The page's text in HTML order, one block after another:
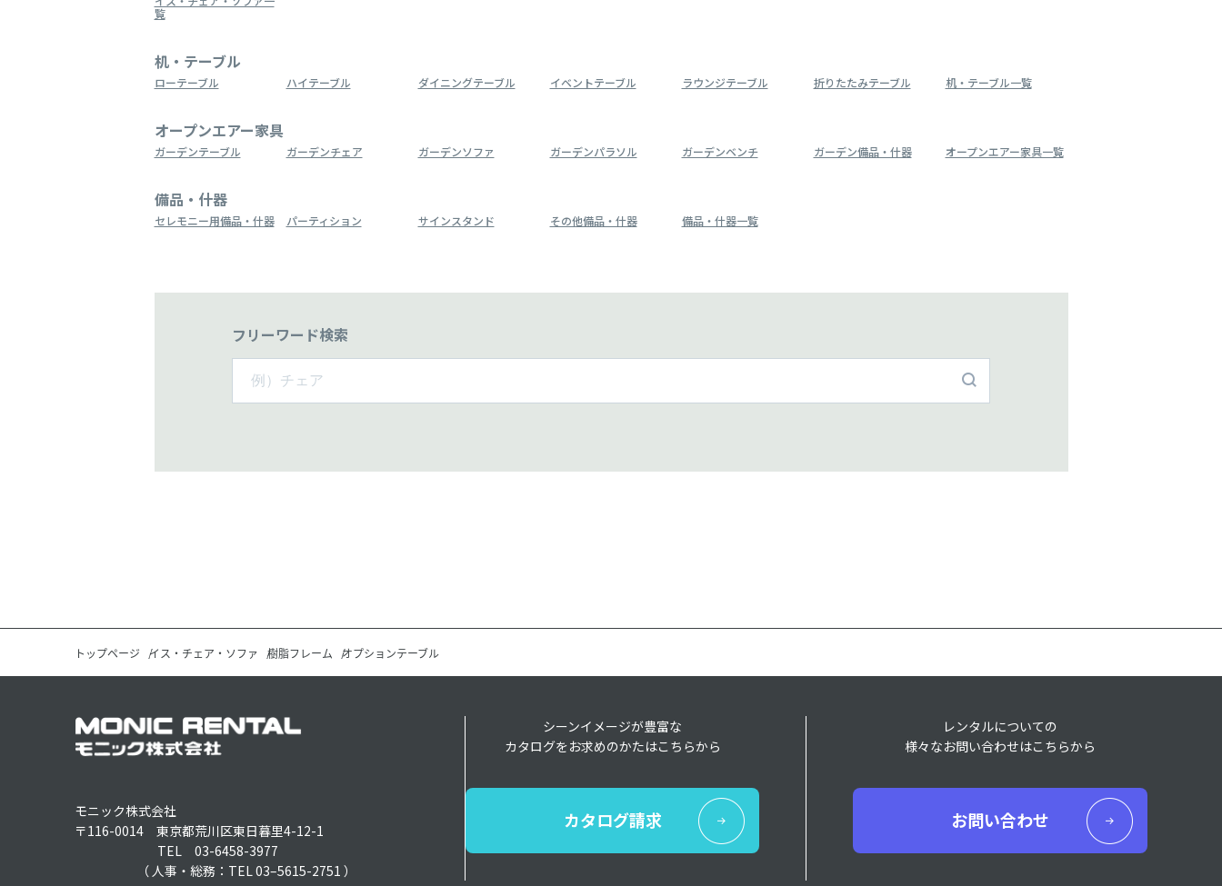
覧
机・テーブル
ローテーブル ハイテーブル ダイニングテーブル イベントテーブル ラウンジテーブル 折りたたみテーブル 机・テーブル一覧
オープンエアー家具
ガーデンテーブル ガーデンチェア ガーデンソファ ガーデンパラソル ガーデンベンチ ガーデン備品・什器 オープンエアー家具一覧
備品・什器
セレモニー用備品・什器 パーティション サインスタンド その他備品・什器 備品・什器一覧
フリーワード検索
トップページ イス・チェア・ソファ 樹脂フレーム オプションテーブル
モニック株式会社
〒116-0014 東京都荒川区東日暮里4-12-1
TEL 03-6458-3977
（ 人事・総務：TEL 03–5615-2751 ）
シーンイメージが豊富な
カタログをお求めのかたはこちらから
カタログ請求
レンタルについての
様々なお問い合わせはこちらから
お問い合わせ